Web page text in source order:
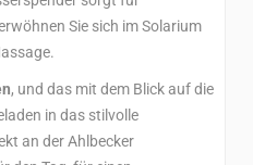
Sie sich im Solarium
, und das mit dem Blick auf die
in das stilvolle
an der Ahlbecker